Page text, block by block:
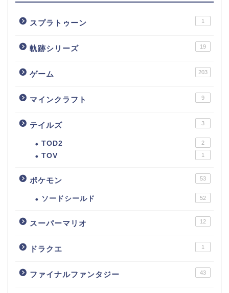
スプラトゥーン 1
軌跡シリーズ 19
ゲーム 203
マインクラフト 9
テイルズ 3
TOD2 2
TOV 1
ポケモン 53
ソードシールド 52
スーパーマリオ 12
ドラクエ 1
ファイナルファンタジー 43